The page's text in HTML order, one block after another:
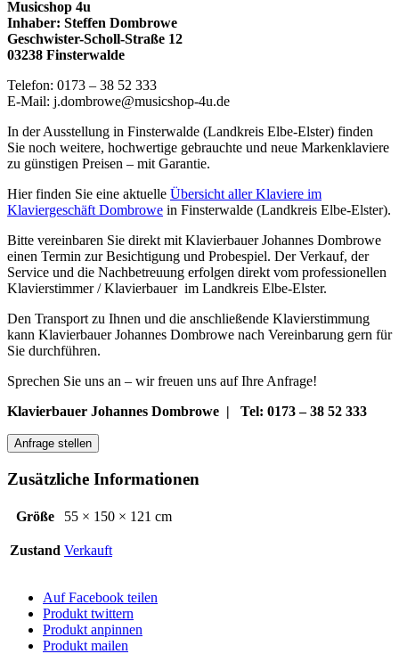
Musicshop 4u
Inhaber: Steffen Dombrowe
Geschwister-Scholl-Straße 12
03238 Finsterwalde
Telefon: 0173 – 38 52 333
E-Mail: j.dombrowe@musicshop-4u.de
In der Ausstellung in Finsterwalde (Landkreis Elbe-Elster) finden
Sie noch weitere, hochwertige gebrauchte und neue Markenklaviere
zu günstigen Preisen – mit Garantie.
Hier finden Sie eine aktuelle Übersicht aller Klaviere im
Klaviergeschäft Dombrowe in Finsterwalde (Landkreis Elbe-Elster).
Bitte vereinbaren Sie direkt mit Klavierbauer Johannes Dombrowe
einen Termin zur Besichtigung und Probespiel. Der Verkauf, der
Service und die Nachbetreuung erfolgen direkt vom professionellen
Klavierstimmer / Klavierbauer im Landkreis Elbe-Elster.
Den Transport zu Ihnen und die anschließende Klavierstimmung
kann Klavierbauer Johannes Dombrowe nach Vereinbarung gern für
Sie durchführen.
Sprechen Sie uns an – wir freuen uns auf Ihre Anfrage!
Klavierbauer Johannes Dombrowe | Tel: 0173 – 38 52 333
Anfrage stellen
Zusätzliche Informationen
Größe 55 × 150 × 121 cm
Zustand Verkauft
Auf Facebook teilen
Produkt twittern
Produkt anpinnen
Produkt mailen